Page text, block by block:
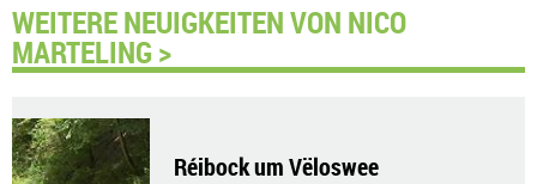
WEITERE NEUIGKEITEN VON NICO
MARTELING >
Réibock um Vëloswee